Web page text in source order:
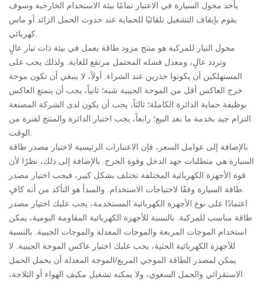
يأخذ محول السيارة في الاعتبار تمامًا بيئة الاستخدام الخارجية وسوف
يقوم بإيقاف التشغيل تلقائيًا للحماية عند حدوث الحمل الزائد أو ماس
محول التيار للمركبة هو منتج مزود طاقة يعمل في بيئة ذات تيار عالٍ
وتردد عالٍ، ومعدل فشله المحتمل مرتفع للغاية. ولذلك يجب على
المستهلكين أن يكونوا حذرين عند الشراء. أولاً، لا ينبغي أن تكون موجة
خرج العاكس أقل من الموجة الجيبية شبه؛ ثانياً، يجب أن يتمتع العاكس
بوظيفة حماية الدائرة الكاملة؛ ثالثاً، يجب أن يكون لدى الشركة المصنعة
التزام جيد بخدمة ما بعد البيع؛ رابعاً، يجب اختبار الدائرة والمنتج لفترة من
بالإضافة إلى عوامل السعر، فإن الاعتبارات الرئيسية لاختيار مصدر طاقة
السيارة هي متطلبات جهد الدخل وقوة الخرج. بالإضافة إلى ذلك، نظرًا لأن
قوة الأجهزة الكهربائية المختلفة تختلف بشكل كبير، فيجب اختيار مصدر
اعتمادًا على نوع الأجهزة الكهربائية المستخدمة، يجب عليك اختيار مصدر
طاقة مناسب للمركبة. بالنسبة للأجهزة الكهربائية المقاومة اليومية، يمكن
استخدام الموجات المربعة والموجات المعدلة والموجات الجيبية. بالنسبة
للأجهزة الكهربائية الحثية، يجب عليك اختيار عاكس الموجة الجيبية. لا
يمكن لمصدر الطاقة الموجي المربع/الموجة المعدلة أن يحمل الحمل
الاستقرائي والحمل السعوي، ولا يمكنه تشغيل مكيف الهواء أو الثلاجة،